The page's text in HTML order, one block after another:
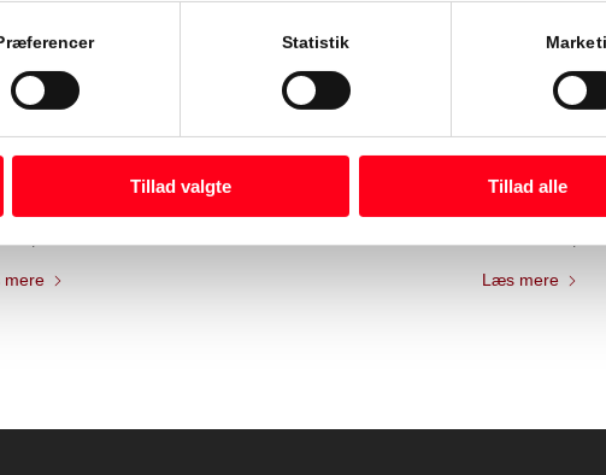
Statistik
Tillad valgte Tillad alle
komplette tjekliste: Det bør en
indeholde
skal undgå
Læs mere